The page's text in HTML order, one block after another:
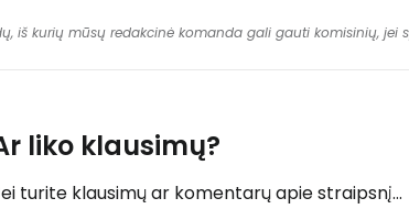
iš kurių mūsų redakcinė komanda gali gauti komisinių, jei
liko klausimų?
turite klausimų ar komentarų apie straipsnį...